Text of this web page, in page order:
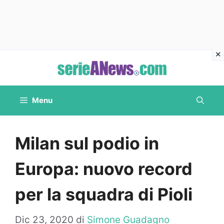
contenuto
Menu
Milan sul podio in
Europa: nuovo record
per la squadra di Pioli
Dic 23, 2020 di Simone Guadagno